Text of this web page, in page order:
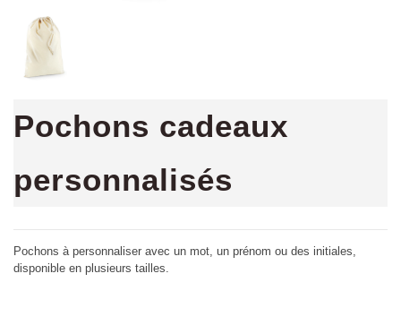
Pochons cadeaux
personnalisés
Pochons à personnaliser avec un mot, un prénom ou des initiales,
disponible en plusieurs tailles.